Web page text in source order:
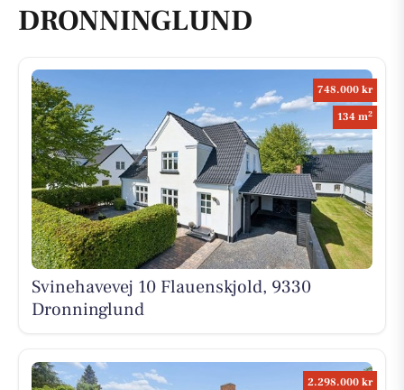
DRONNINGLUND
748.000 kr
134 m2
Svinehavevej 10 Flauenskjold, 9330
Dronninglund
2.298.000 kr